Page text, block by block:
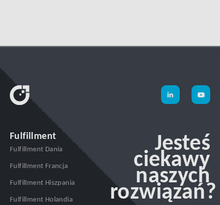
Fulfillment
Fulfillment Dania
Fulfillment Francja
Fulfillment Hiszpania
Fulfillment Holandia
Jesteś
ciekawy
naszych
rozwiązań?